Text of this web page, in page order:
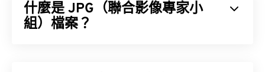
積相對較小，非常適合透過網路傳輸和在網站上使
用。
什麼是 JPG（聯合影像專家小
組）檔案？